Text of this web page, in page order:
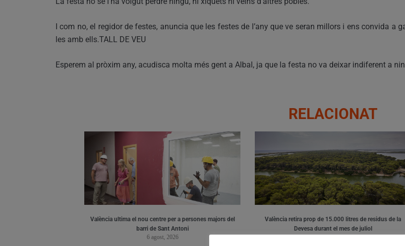
I com no, el regidor de festes, anuncia que les festes de l’any que ve seran millors i ens convida a
les amb ells.TALL DE VEU
Esperem al pròxim any, acudisca molta més gent a Albal, ja que la festa no va deixar indiferent a
RELACIONAT
València ultima el nou centre per a persones majors del
barri de Sant Antoni
6 agost, 2026
València retira prop de 15.000 litres de residus de la
Devesa durant el mes de juliol
6 agost, 2026